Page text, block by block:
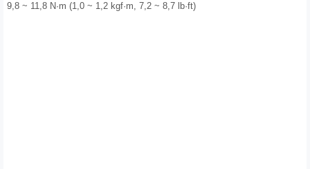
9,8 ~ 11,8 N·m (1,0 ~ 1,2 kgf·m, 7,2 ~ 8,7 lb·ft)